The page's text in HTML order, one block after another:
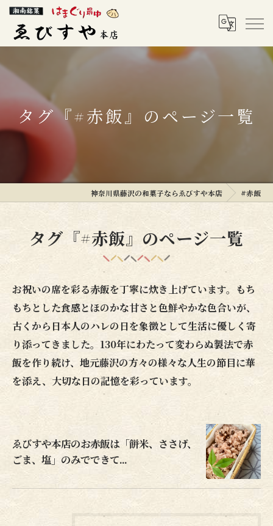
タグ『#赤飯』のページ一覧
神奈川県藤沢の和菓子ならゑびすや本店 #赤飯
タグ『#赤飯』のページ一覧
お祝いの席を彩る赤飯を丁寧に炊き上げています。もち
もちとした食感とほのかな甘さと色鮮やかな色合いが、
古くから日本人のハレの日を象徴として生活に優しく寄
り添ってきました。130年にわたって変わらぬ製法で赤
飯を作り続け、地元藤沢の方々の様々な人生の節目に華
を添え、大切な日の記憶を彩っています。
ゑびすや本店のお赤飯は「餅米、ささげ、
ごま、塩」のみでできて...